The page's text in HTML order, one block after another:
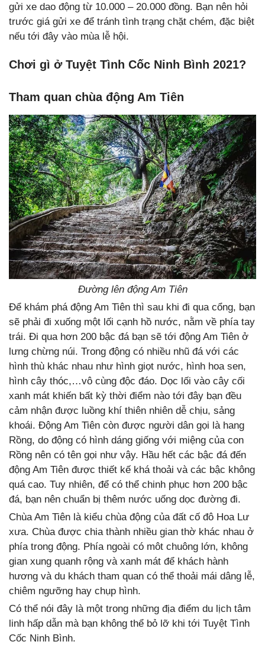
gửi xe dao động từ 10.000 – 20.000 đồng. Bạn nên hỏi
trước giá gửi xe để tránh tình trạng chặt chém, đặc biệt
nếu tới đây vào mùa lễ hội.
Chơi gì ở Tuyệt Tình Cốc Ninh Bình 2021?
Tham quan chùa động Am Tiên
Đường lên động Am Tiên
Để khám phá động Am Tiên thì sau khi đi qua cổng, bạn
sẽ phải đi xuống một lối cạnh hồ nước, nằm về phía tay
trái. Đi qua hơn 200 bậc đá bạn sẽ tới động Am Tiên ở
lưng chừng núi. Trong động có nhiều nhũ đá với các
hình thù khác nhau như hình giọt nước, hình hoa sen,
hình cây thóc,…vô cùng độc đáo. Dọc lối vào cây cối
xanh mát khiến bất kỳ thời điểm nào tới đây bạn đều
cảm nhận được luồng khí thiên nhiên dễ chịu, sảng
khoái. Động Am Tiên còn được người dân gọi là hang
Rồng, do động có hình dáng giống với miệng của con
Rồng nên có tên gọi như vậy. Hầu hết các bậc đá đến
động Am Tiên được thiết kế khá thoải và các bậc không
quá cao. Tuy nhiên, để có thể chinh phục hơn 200 bậc
đá, bạn nên chuẩn bị thêm nước uống dọc đường đi.
Chùa Am Tiên là kiểu chùa động của đất cố đô Hoa Lư
xưa. Chùa được chia thành nhiều gian thờ khác nhau ở
phía trong động. Phía ngoài có môt chuông lớn, không
gian xung quanh rộng và xanh mát để khách hành
hương và du khách tham quan có thể thoải mái dâng lễ,
chiêm ngưỡng hay chụp hình.
Có thể nói đây là một trong những địa điểm du lịch tâm
linh hấp dẫn mà bạn không thể bỏ lỡ khi tới Tuyệt Tình
Cốc Ninh Bình.